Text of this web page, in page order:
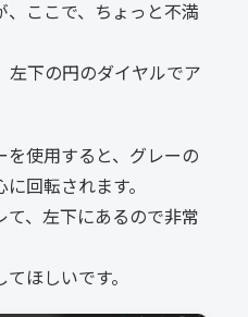
ここで、ちょっと不満
下の円のダイヤルでア
使用すると、グレーの
回転されます。
、左下にあるので非常
ほしいです。